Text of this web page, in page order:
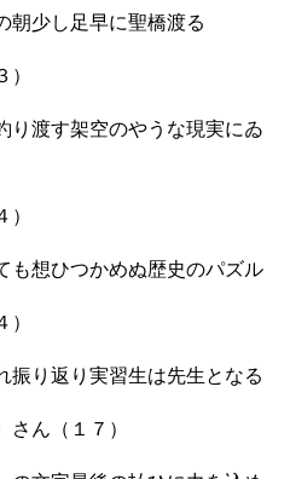
少し足早に聖橋渡る
渡す架空のやうな現実にゐ
想ひつかめぬ歴史のパズル
り返り実習生は先生となる
ん（１７）